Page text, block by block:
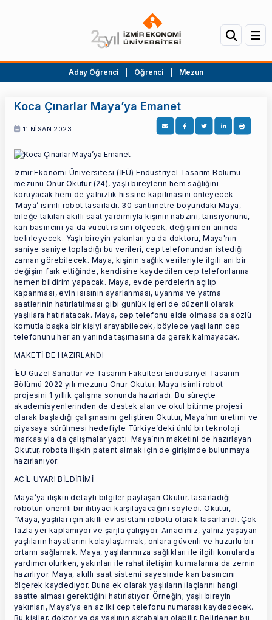
Aday Öğrenci Öğrenci Mezun
Koca Çınarlar Maya’ya Emanet
11 NİSAN 2023
İzmir Ekonomi Üniversitesi (İEÜ) Endüstriyel Tasarım Bölümü
mezunu Onur Okutur (24), yaşlı bireylerin hem sağlığını
koruyacak hem de yalnızlık hissine kapılmasını önleyecek
‘Maya’ isimli robot tasarladı. 30 santimetre boyundaki Maya,
bileğe takılan akıllı saat yardımıyla kişinin nabzını, tansiyonunu,
kan basıncını ya da vücut ısısını ölçecek, değişimleri anında
belirleyecek. Yaşlı bireyin yakınları ya da doktoru, Maya'nın
saniye saniye topladığı bu verileri, cep telefonundan istediği
zaman görebilecek. Maya, kişinin sağlık verileriyle ilgili ani bir
değişim fark ettiğinde, kendisine kaydedilen cep telefonlarına
hemen bildirim yapacak. Maya, evde perdelerin açılıp
kapanması, evin ısısının ayarlanması, uyanma ve yatma
saatlerinin hatırlatılması gibi günlük işleri de düzenli olarak
yaşlılara hatırlatacak. Maya, cep telefonu elde olmasa da sözlü
komutla başka bir kişiyi arayabilecek, böylece yaşlıların cep
telefonunu her an yanında taşımasına da gerek kalmayacak.
MAKETİ DE HAZIRLANDI
İEÜ Güzel Sanatlar ve Tasarım Fakültesi Endüstriyel Tasarım
Bölümü 2022 yılı mezunu Onur Okutur, Maya isimli robot
projesini 1 yıllık çalışma sonunda hazırladı. Bu süreçte
akademisyenlerinden de destek alan ve okul bitirme projesi
olarak başladığı çalışmasını geliştiren Okutur, Maya’nın üretimi ve
piyasaya sürülmesi hedefiyle Türkiye’deki ünlü bir teknoloji
markasıyla da çalışmalar yaptı. Maya’nın maketini de hazırlayan
Okutur, robota ilişkin patent almak için de girişimde bulunmaya
hazırlanıyor.
ACİL UYARI BİLDİRİMİ
Maya’ya ilişkin detaylı bilgiler paylaşan Okutur, tasarladığı
robotun önemli bir ihtiyacı karşılayacağını söyledi. Okutur,
“Maya, yaşlılar için akıllı ev asistanı robotu olarak tasarlandı. Çok
fazla yer kaplamıyor ve şarjla çalışıyor. Amacımız, yalnız yaşayan
yaşlıların hayatlarını kolaylaştırmak, onlara güvenli ve huzurlu bir
ortamı sağlamak. Maya, yaşlılarımıza sağlıkları ile ilgili konularda
yardımcı olurken, yakınları ile rahat iletişim kurmalarına da zemin
hazırlıyor. Maya, akıllı saat sistemi sayesinde kan basıncını
ölçerek kaydediyor. Buna ek olarak yaşlıların ilaçlarını hangi
saatte alması gerektiğini hatırlatıyor. Örneğin; yaşlı bireyin
yakınları, Maya’ya en az iki cep telefonu numarası kaydedecek.
Bu kişiler, doktor ya da yaşlının akrabaları olabilir. Belirlenen bu